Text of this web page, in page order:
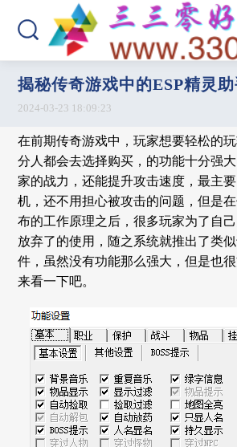
揭秘传奇游戏中的ESP精灵
2024-03-23 18:09:23
在前期传奇游戏中，玩家想要轻松的
分人都会去选择购买，的功能十分强
家的战力，还能提升攻击速度，最主
机，还不用担心被攻击的问题，但是
布的工作原理之后，很多玩家为了自
放弃了的使用，随之系统就推出了类
件，虽然没有功能那么强大，但是也
来看一下吧。